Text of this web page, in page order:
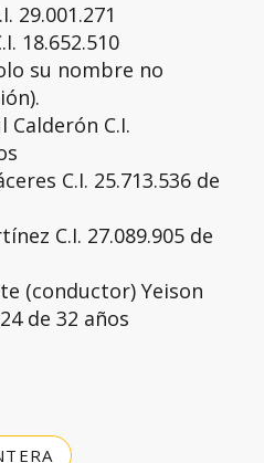
29.001.271
18.652.510
su nombre no
Calderón C.I.
C.I. 25.713.536 de
C.I. 27.089.905 de
(conductor) Yeison
de 32 años